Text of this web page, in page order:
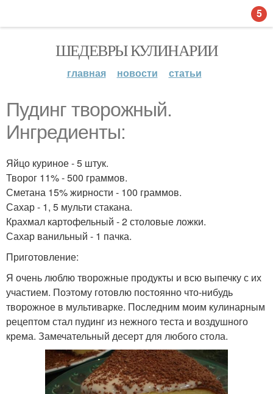
ШЕДЕВРЫ КУЛИНАРИИ
главная новости статьи
Пудинг творожный.
Ингредиенты:
Яйцо куриное - 5 штук.
Творог 11% - 500 граммов.
Сметана 15% жирности - 100 граммов.
Сахар - 1, 5 мульти стакана.
Крахмал картофельный - 2 столовые ложки.
Сахар ванильный - 1 пачка.
Приготовление:
Я очень люблю творожные продукты и всю выпечку с их
участием. Поэтому готовлю постоянно что-нибудь
творожное в мультиварке. Последним моим кулинарным
рецептом стал пудинг из нежного теста и воздушного
крема. Замечательный десерт для любого стола.
5